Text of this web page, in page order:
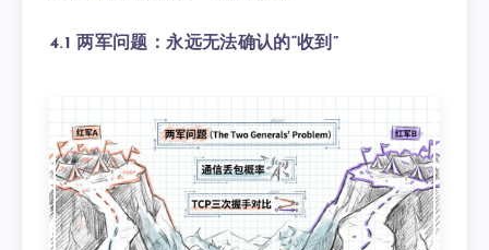
4.1 两军问题：永远无法确认的“收到”